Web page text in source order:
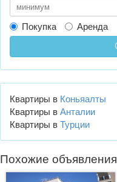
Покупка
Аренда
Квартиры в Коньяалты
Квартиры в Анталии
Квартиры в Турции
Похожие объявления